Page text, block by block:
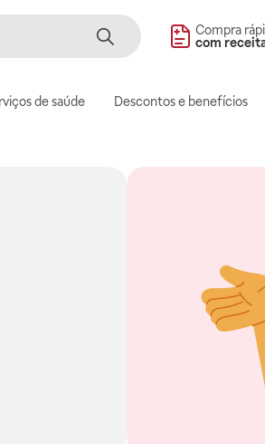
Compra
com
de saúde Descontos e benefícios